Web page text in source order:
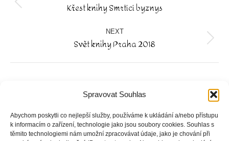
Spravovat Souhlas
Abychom poskytli co nejlepší služby, používáme k ukládání a/nebo přístupu
k informacím o zařízení, technologie jako jsou soubory cookies. Souhlas s
těmito technologiemi nám umožní zpracovávat údaje, jako je chování při
Previous
Křest knihy Smrtící byznys
NEXT
Next
Svět knihy Praha 2018
Jsme na sociálních sítích
Facebook